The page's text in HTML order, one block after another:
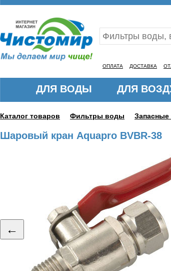
ОПЛАТА ДОСТАВКА
ДЛЯ ВОДЫ ДЛЯ
Каталог товаров Фильтры воды Запасные
Шаровый кран Aquapro BVBR-38
←